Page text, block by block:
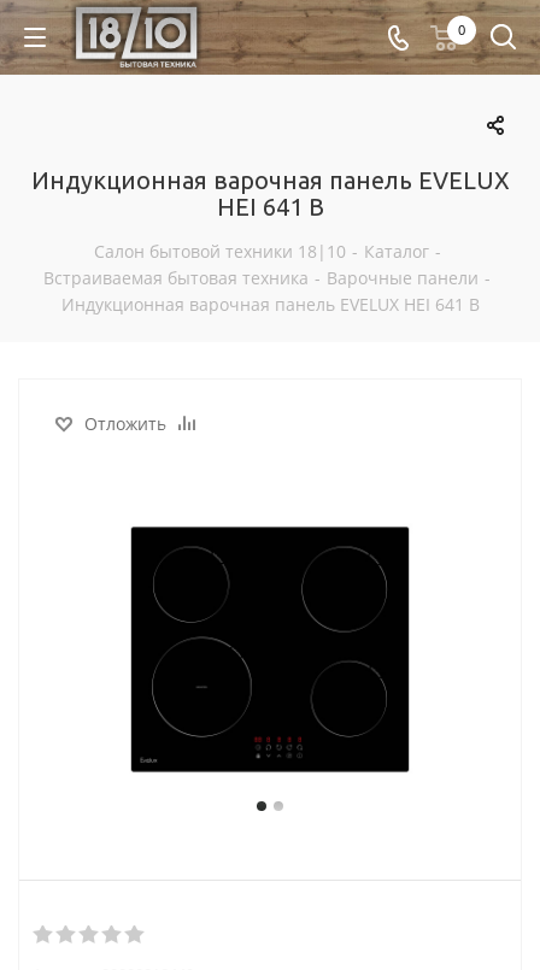
0
Индукционная варочная панель EVELUX
HEI 641 B
Салон бытовой техники 18|10 - Каталог -
Встраиваемая бытовая техника - Варочные панели -
Индукционная варочная панель EVELUX HEI 641 B
Отложить